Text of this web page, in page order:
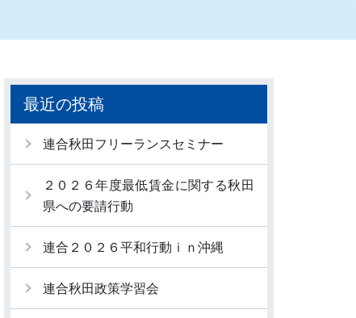
最近の投稿
連合秋田フリーランスセミナー
２０２６年度最低賃金に関する秋田
県への要請行動
連合２０２６平和行動ｉｎ沖縄
連合秋田政策学習会